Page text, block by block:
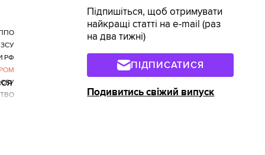
ЗСУ
РФ
СБУ
Підпишіться, щоб отримувати
найкращі статті на e-mail (раз
на два тижні)
ПІДПИСАТИСЯ
Подивитись свіжий випуск